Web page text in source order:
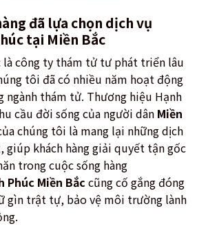
đã lựa chọn dịch vụ
tại Miền Bắc
là công ty thám tử tư phát triển lâu
tôi đã có nhiều năm hoạt động
ngành thám tử. Thương hiệu Hạnh
cầu đời sống của người dân Miền
chúng tôi là mang lại những dịch
khách hàng giải quyết tận gốc
trong cuộc sống hàng
Phúc Miền Bắc cũng cố gắng đóng
gìn trật tự, bảo vệ môi trường lành